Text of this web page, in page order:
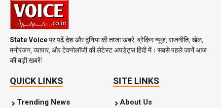
State Voiceपर पढ़ें देश और दुनिया की ताजा खबरें, ब्रेकिंग न्यूज़, राजनीति, खेल,
मनोरंजन, व्यापार, और टेक्नोलॉजी की लेटेस्ट अपडेट्स हिंदी में। सबसे पहले जानें आज
की बड़ी खबरें!
QUICK LINKS
Trending News
SITE LINKS
About Us